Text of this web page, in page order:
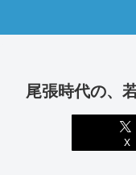
尾張時代の、
X